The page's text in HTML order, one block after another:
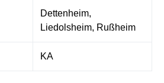
Dettenheim,
Liedolsheim, Rußheim
KA